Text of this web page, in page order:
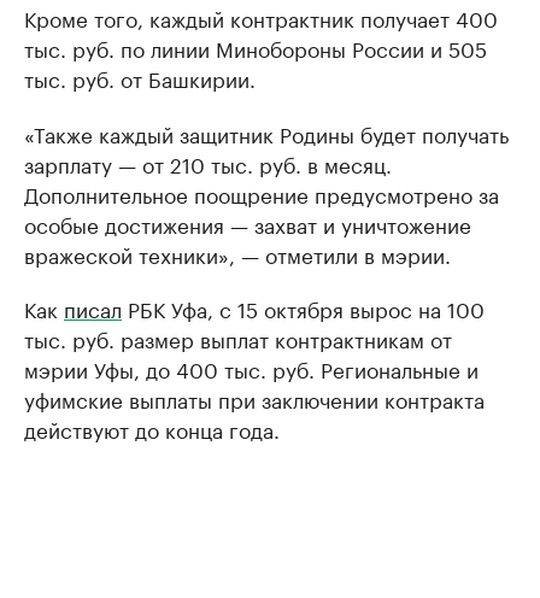
Кроме того, каждый контрактник получает 400
тыс. руб. по линии Минобороны России и 505
тыс. руб. от Башкирии.
«Также каждый защитник Родины будет получать
зарплату — от 210 тыс. руб. в месяц.
Дополнительное поощрение предусмотрено за
особые достижения — захват и уничтожение
вражеской техники», — отметили в мэрии.
Как писал РБК Уфа, с 15 октября вырос на 100
тыс. руб. размер выплат контрактникам от
мэрии Уфы, до 400 тыс. руб. Региональные и
уфимские выплаты при заключении контракта
действуют до конца года.